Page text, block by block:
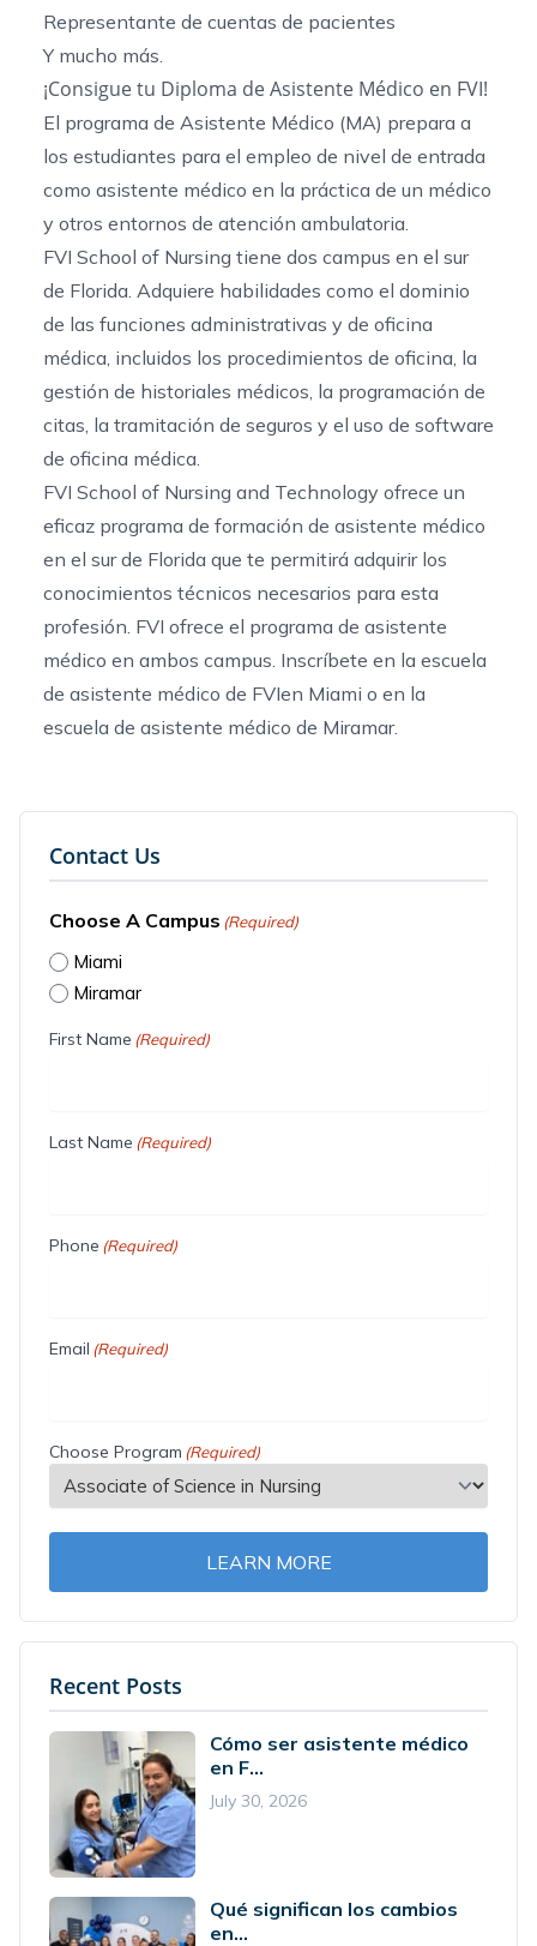
Representante de cuentas de pacientes
Y mucho más.
¡Consigue tu Diploma de Asistente Médico en FVI!
El programa de Asistente Médico (MA) prepara a
los estudiantes para el empleo de nivel de entrada
como asistente médico en la práctica de un médico
y otros entornos de atención ambulatoria.
FVI School of Nursing tiene dos campus en el sur
de Florida. Adquiere habilidades como el dominio
de las funciones administrativas y de oficina
médica, incluidos los procedimientos de oficina, la
gestión de historiales médicos, la programación de
citas, la tramitación de seguros y el uso de software
de oficina médica.
FVI School of Nursing and Technology ofrece un
eficaz programa de formación de asistente médico
en el sur de Florida que te permitirá adquirir los
conocimientos técnicos necesarios para esta
profesión. FVI ofrece el programa de asistente
médico en ambos campus. Inscríbete en la escuela
de asistente médico de FVIen Miami o en la
escuela de asistente médico de Miramar.
Contact Us
Choose A Campus (Required)
Miami
Miramar
First Name (Required)
Last Name (Required)
Phone (Required)
Email (Required)
Choose Program (Required)
LEARN MORE
Recent Posts
Cómo ser asistente médico
en F...
July 30, 2026
Qué significan los cambios
en...